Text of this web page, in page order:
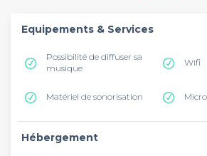
Equipements & Services
Possibilité de diffuser sa
musique
Wifi
Matériel de sonorisation Micro
Hébergement